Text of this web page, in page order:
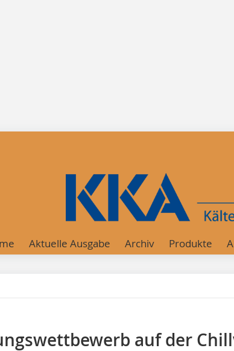
Aktuelle Ausgabe Archiv Produkte
auf der